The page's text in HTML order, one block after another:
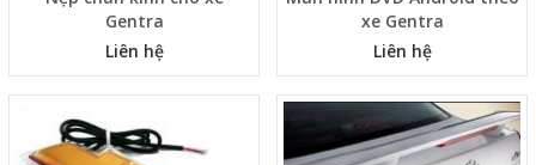
Gentra
Liên hệ
xe Gentra
Liên hệ